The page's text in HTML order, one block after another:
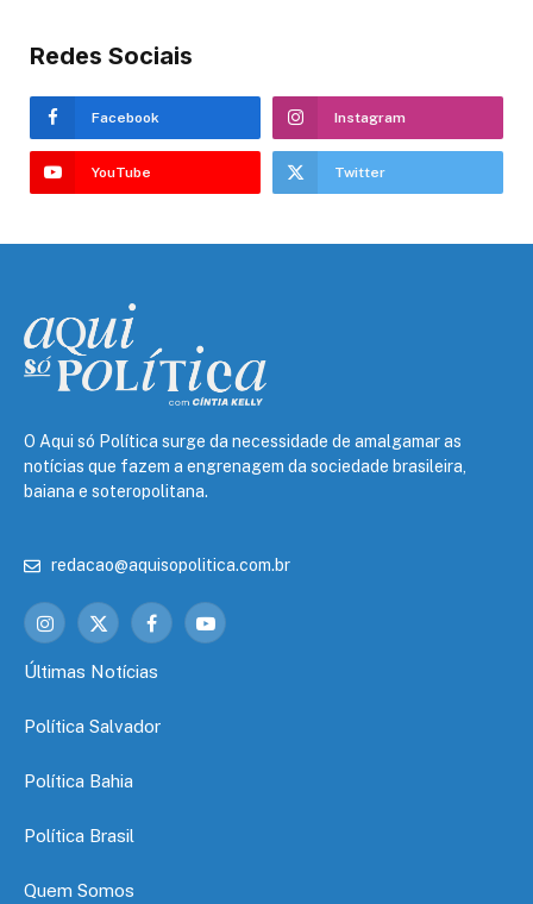
Redes Sociais
Facebook Instagram
YouTube Twitter
O Aqui só Política surge da necessidade de amalgamar as
notícias que fazem a engrenagem da sociedade brasileira,
baiana e soteropolitana.
redacao@aquisopolitica.com.br
Instagram
X
FacebookYouTube
Últimas Notícias
Política Salvador
Política Bahia
Política Brasil
Quem Somos